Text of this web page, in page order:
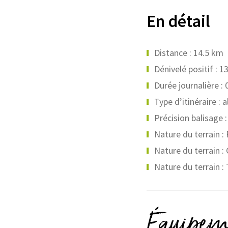
En détail
Distance : 14.5 km
Dénivelé positif :
Durée journalière :
Type d’itinéraire :
Précision balisage
Nature du terrain :
Nature du terrain :
Nature du terrain :